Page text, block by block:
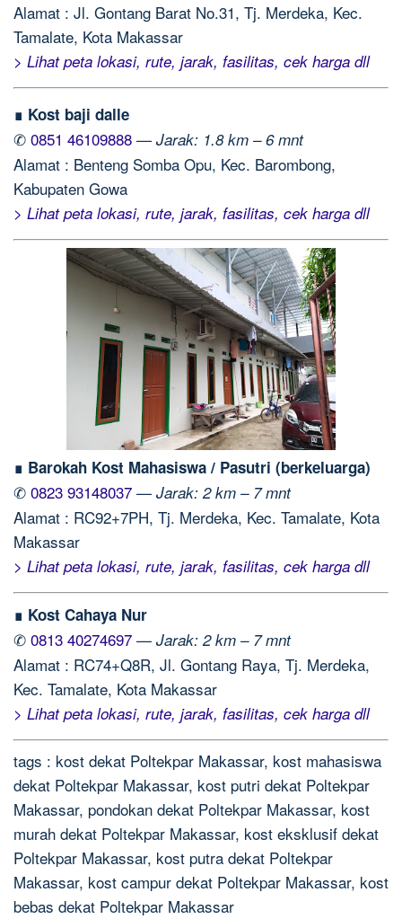
Alamat : Jl. Gontang Barat No.31, Tj. Merdeka, Kec.
Tamalate, Kota Makassar
> Lihat peta lokasi, rute, jarak, fasilitas, cek harga dll
∎ Kost baji dalle
✆ 0851 46109888 — Jarak: 1.8 km – 6 mnt
Alamat : Benteng Somba Opu, Kec. Barombong,
Kabupaten Gowa
> Lihat peta lokasi, rute, jarak, fasilitas, cek harga dll
∎ Barokah Kost Mahasiswa / Pasutri (berkeluarga)
✆ 0823 93148037 — Jarak: 2 km – 7 mnt
Alamat : RC92+7PH, Tj. Merdeka, Kec. Tamalate, Kota
Makassar
> Lihat peta lokasi, rute, jarak, fasilitas, cek harga dll
∎ Kost Cahaya Nur
✆ 0813 40274697 — Jarak: 2 km – 7 mnt
Alamat : RC74+Q8R, Jl. Gontang Raya, Tj. Merdeka,
Kec. Tamalate, Kota Makassar
> Lihat peta lokasi, rute, jarak, fasilitas, cek harga dll
tags : kost dekat Poltekpar Makassar, kost mahasiswa
dekat Poltekpar Makassar, kost putri dekat Poltekpar
Makassar, pondokan dekat Poltekpar Makassar, kost
murah dekat Poltekpar Makassar, kost eksklusif dekat
Poltekpar Makassar, kost putra dekat Poltekpar
Makassar, kost campur dekat Poltekpar Makassar, kost
bebas dekat Poltekpar Makassar